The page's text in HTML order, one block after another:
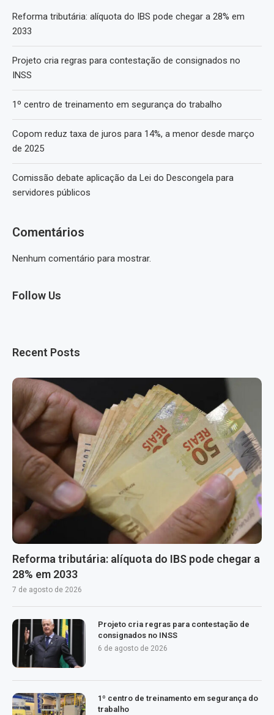
Reforma tributária: alíquota do IBS pode chegar a 28% em
2033
Projeto cria regras para contestação de consignados no
INSS
1º centro de treinamento em segurança do trabalho
Copom reduz taxa de juros para 14%, a menor desde março
de 2025
Comissão debate aplicação da Lei do Descongela para
servidores públicos
Comentários
Nenhum comentário para mostrar.
Follow Us
Recent Posts
Reforma tributária: alíquota do IBS pode chegar a
28% em 2033
7 de agosto de 2026
Projeto cria regras para contestação de
consignados no INSS
6 de agosto de 2026
1º centro de treinamento em segurança do
trabalho